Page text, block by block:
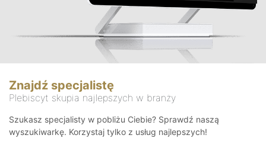
Znajdź specjalistę
Plebiscyt skupia najlepszych w branży
Szukasz specjalisty w pobliżu Ciebie? Sprawdź naszą
wyszukiwarkę. Korzystaj tylko z usług najlepszych!